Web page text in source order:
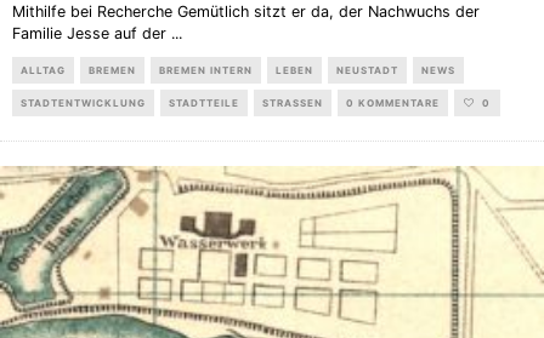
Mithilfe bei Recherche Gemütlich sitzt er da, der Nachwuchs der
Familie Jesse auf der ...
ALLTAG BREMEN BREMEN INTERN LEBEN NEUSTADT NEWS
STADTENTWICKLUNG STADTTEILE STRASSEN 0 KOMMENTARE 0